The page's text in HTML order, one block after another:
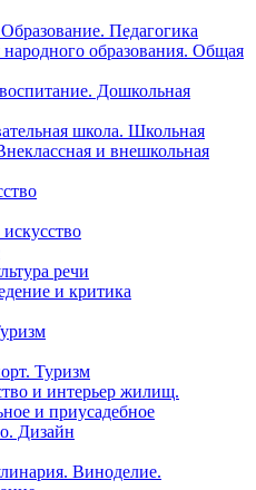
Педагогика
образования. Общая
Дошкольная
школа. Школьная
и внешкольная
речи
и критика
Туризм
и интерьер жилищ.
и приусадебное
Дизайн
Виноделие.